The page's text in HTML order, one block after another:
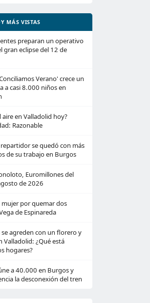
MÁS VISTAS
preparan un operativo
gran eclipse del 12 de
Verano' crece un
a casi 8.000 niños en
aire en Valladolid hoy?
Razonable
se quedó con más
de su trabajo en Burgos
Euromillones del
de 2026
por quemar dos
de Espinareda
agreden con un florero y
Valladolid: ¿Qué está
hogares?
a 40.000 en Burgos y
la desconexión del tren